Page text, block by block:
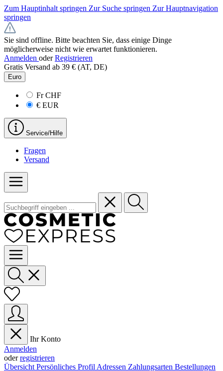
Zum Hauptinhalt springen Zur Suche springen Zur Hauptnavigation
springen
Sie sind offline. Bitte beachten Sie, dass einige Dinge
möglicherweise nicht wie erwartet funktionieren.
Anmelden oder Registrieren
Gratis Versand ab 39 € (AT, DE)
Euro
FrCHF
€ EUR
Service/Hilfe
Fragen
Versand
Ihr Konto
Anmelden
oderregistrieren
Übersicht Persönliches Profil Adressen Zahlungsarten Bestellungen